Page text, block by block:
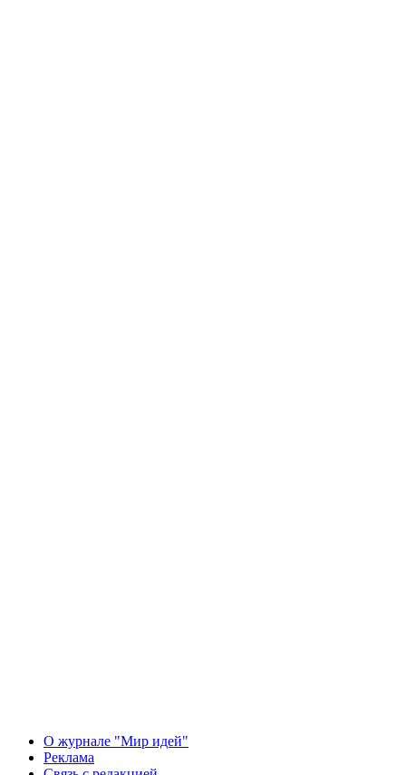
О журнале "Мир идей"
Реклама